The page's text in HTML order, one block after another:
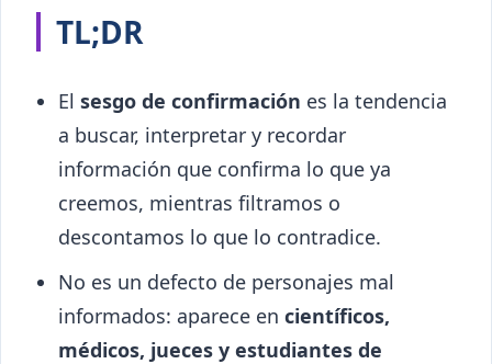
TL;DR
El sesgo de confirmación es la tendencia
a buscar, interpretar y recordar
información que confirma lo que ya
creemos, mientras filtramos o
descontamos lo que lo contradice.
No es un defecto de personajes mal
informados: aparece en científicos,
médicos, jueces y estudiantes de